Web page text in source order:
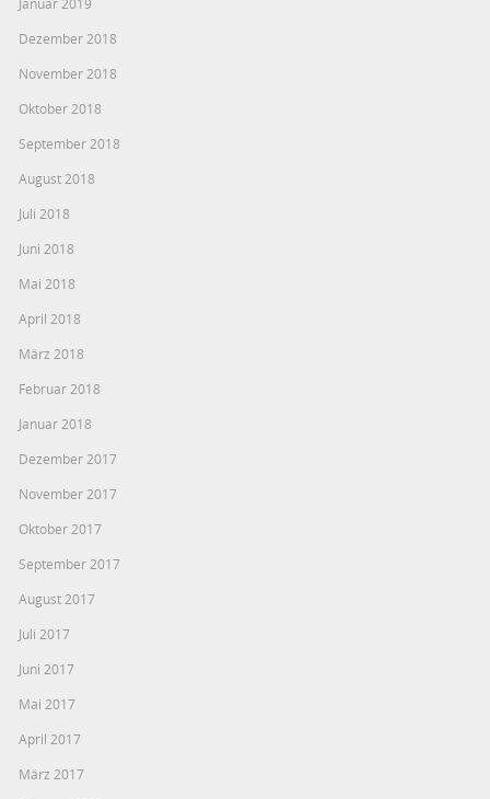
Dezember 2018
November 2018
Oktober 2018
September 2018
August 2018
Juli 2018
Juni 2018
Mai 2018
April 2018
März 2018
Februar 2018
Januar 2018
Dezember 2017
November 2017
Oktober 2017
September 2017
August 2017
Juli 2017
Juni 2017
Mai 2017
April 2017
März 2017